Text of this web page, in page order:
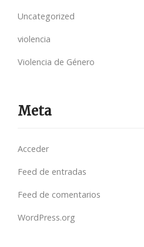
Uncategorized
violencia
Violencia de Género
Meta
Acceder
Feed de entradas
Feed de comentarios
WordPress.org